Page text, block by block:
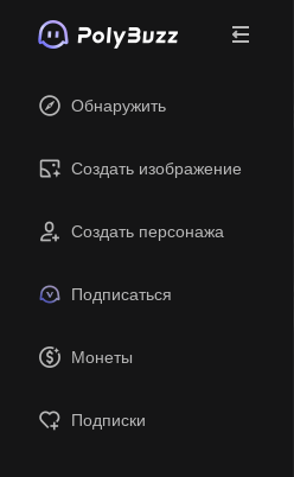
Обнаружить
Создать изображение
Создать персонажа
Подписаться
Монеты
Подписки